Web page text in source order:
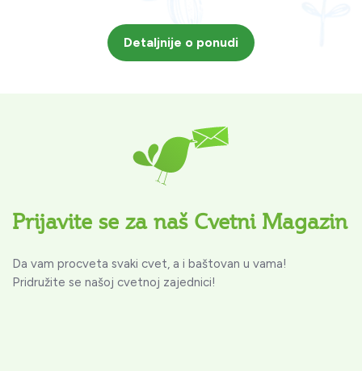
Detaljnije o ponudi
Prijavite se za naš Cvetni Magazin
Da vam procveta svaki cvet, a i baštovan u vama!
Pridružite se našoj cvetnoj zajednici!